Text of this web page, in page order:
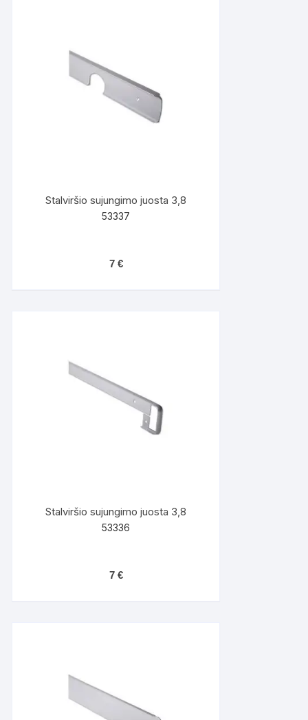
Stalviršio sujungimo juosta 3,8
53337
7 €
Stalviršio sujungimo juosta 3,8
53336
7 €